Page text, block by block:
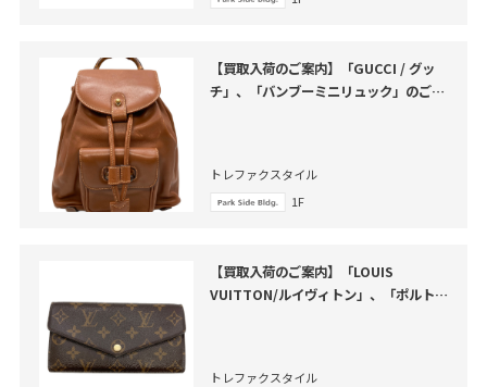
【買取入荷のご案内】「GUCCI / グッ
チ」、「バンブーミニリュック」のご紹
トレファクスタイル
1F
【買取入荷のご案内】「LOUIS
VUITTON/ルイヴィトン」、「ポルトフ
トレファクスタイル